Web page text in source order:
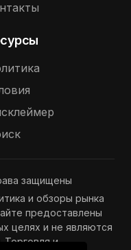
защищены
и обзоры рынка
предоставлены
целях и не являются
Торговля и